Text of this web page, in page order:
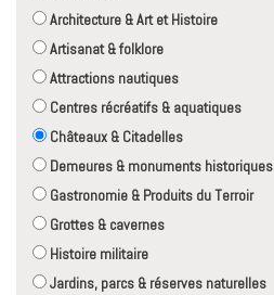
Architecture & Art et Histoire
Artisanat & folklore
Attractions nautiques
Centres récréatifs & aquatiques
Châteaux & Citadelles
Demeures & monuments historiques
Gastronomie & Produits du Terroir
Grottes & cavernes
Histoire militaire
Jardins, parcs & réserves naturelles